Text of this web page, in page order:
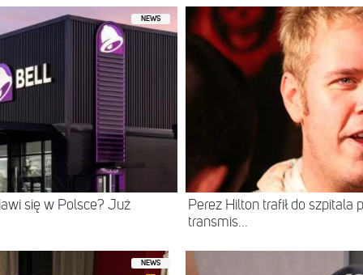
NEWS
się w Polsce? Już
Perez Hilton trafił do szpitala
transmis...
NEWS